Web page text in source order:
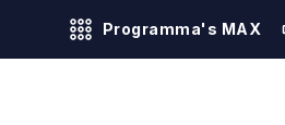
Programma's MAX